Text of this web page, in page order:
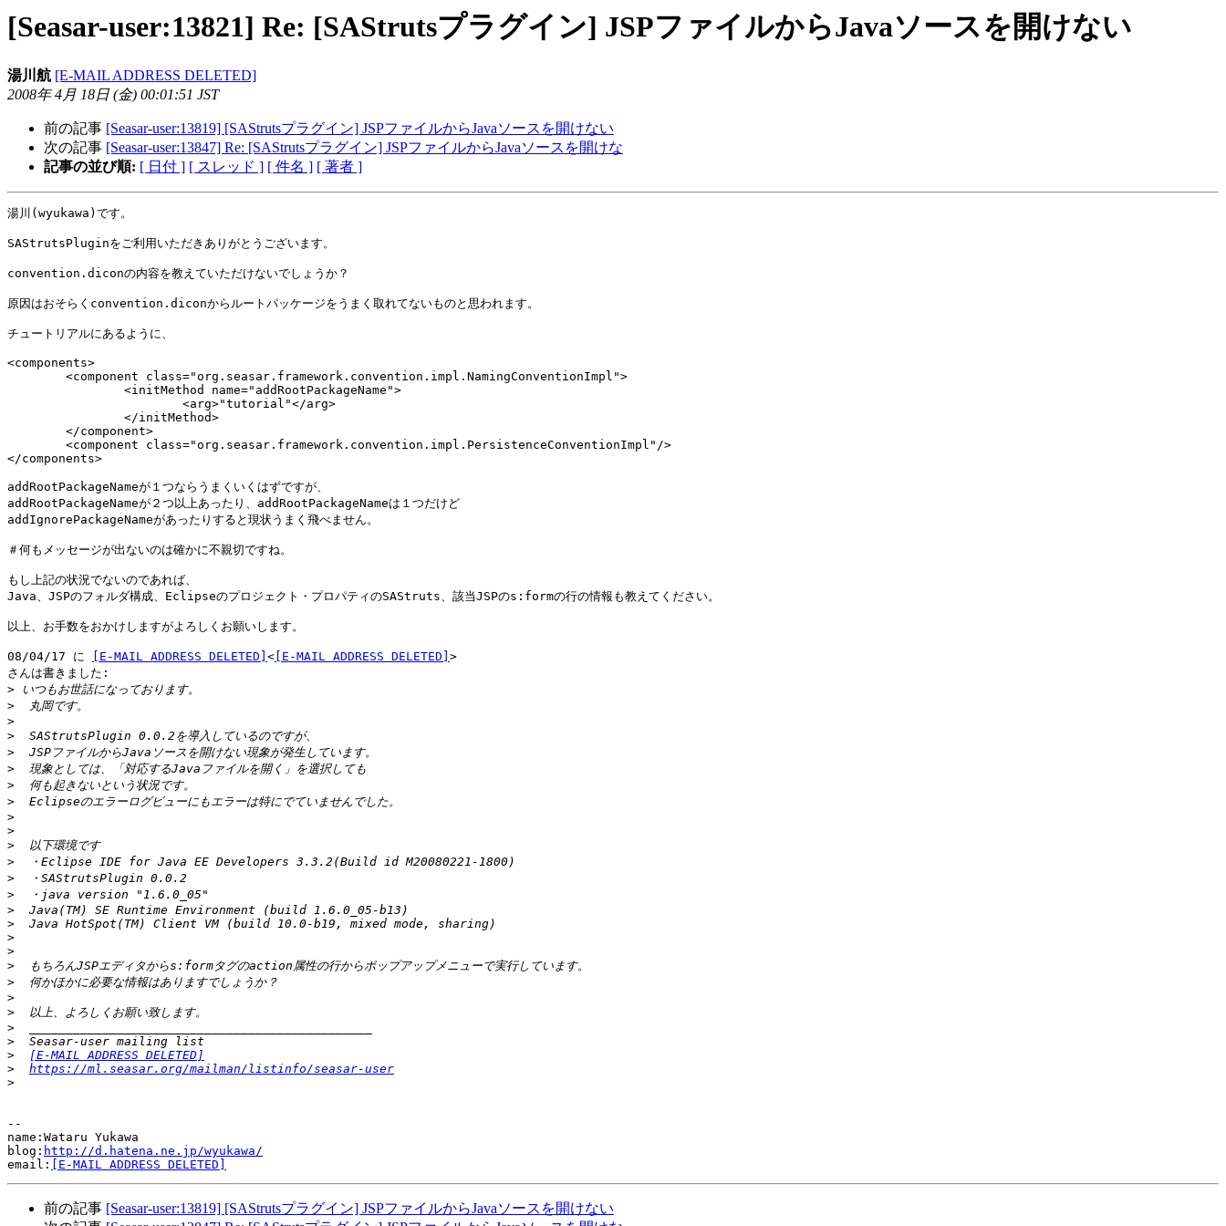
[Seasar-user:13821] Re: [SAStrutsプラグイン] JSPファイルからJavaソースを開けない
湯川航 [E-MAIL ADDRESS DELETED]
2008年 4月 18日 (金) 00:01:51 JST
前の記事 [Seasar-user:13819] [SAStrutsプラグイン] JSPファイルからJavaソースを開けない
次の記事 [Seasar-user:13847] Re: [SAStrutsプラグイン] JSPファイルからJavaソースを開けな
記事の並び順: [ 日付 ] [ スレッド ] [ 件名 ] [ 著者 ]
湯川(wyukawa)です。
SAStrutsPluginをご利用いただきありがとうございます。
convention.diconの内容を教えていただけないでしょうか？
原因はおそらくconvention.diconからルートパッケージをうまく取れてないものと思われます。
チュートリアルにあるように、
<components>
</components>
addRootPackageNameが１つならうまくいくはずですが、
addRootPackageNameが２つ以上あったり、addRootPackageNameは１つだけど
addIgnorePackageNameがあったりすると現状うまく飛べません。
＃何もメッセージが出ないのは確かに不親切ですね。
もし上記の状況でないのであれば、
Java、JSPのフォルダ構成、Eclipseのプロジェクト・プロパティのSAStruts、該当JSPのs:formの行の情報も教えてください。
以上、お手数をおかけしますがよろしくお願いします。
08/04/17 に [E-MAIL ADDRESS DELETED] < [E-MAIL ADDRESS DELETED] >
さんは書きました:
>
>
>
>
>
>
>
>
>
>
>
>
>
>
>
>
>
>
>
>
>
>
>
>
>
[E-MAIL ADDRESS DELETED]
>
https://ml.seasar.org/mailman/listinfo/seasar-user
>
--
name:Wataru Yukawa
blog: http://d.hatena.ne.jp/wyukawa/
email:
[E-MAIL ADDRESS DELETED]
前の記事 [Seasar-user:13819] [SAStrutsプラグイン] JSPファイルからJavaソースを開けない